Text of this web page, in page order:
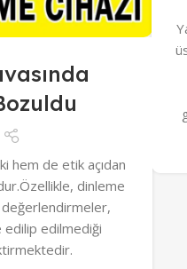
hem de etik açıdan
dinleme
değerlendirmeler,
edilip edilmediği